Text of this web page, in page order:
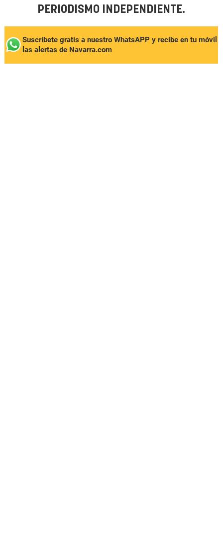
PERIODISMO INDEPENDIENTE.
Suscríbete gratis a nuestro WhatsAPP y recibe en tu móvil
las alertas de Navarra.com